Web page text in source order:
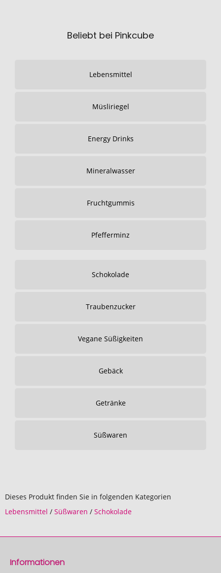
Beliebt bei Pinkcube
Lebensmittel
Müsliriegel
Energy Drinks
Mineralwasser
Fruchtgummis
Pfefferminz
Schokolade
Traubenzucker
Vegane Süßigkeiten
Gebäck
Getränke
Süßwaren
Dieses Produkt finden Sie in folgenden Kategorien
Lebensmittel / Süßwaren / Schokolade
Informationen